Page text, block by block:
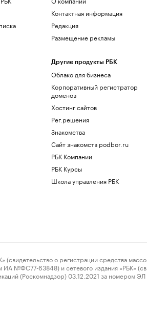
Контактная информация
Редакция
Размещение рекламы
Другие продукты РБК
Облако для бизнеса
Корпоративный регистратор
доменов
Хостинг сайтов
Рег.решения
Знакомства
Сайт знакомств podbor.ru
РБК Компании
РБК Курсы
Школа управления РБК
о регистрации средства
№ФС77-63848) и сетевого издания «РБК»
(Роскомнадзор) 03.12.2021 за номером